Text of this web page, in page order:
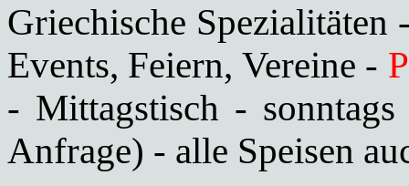
Griechische Spezialitäten
Events, Feiern, Vereine -
- Mittagstisch -
Anfrage) - alle Speisen